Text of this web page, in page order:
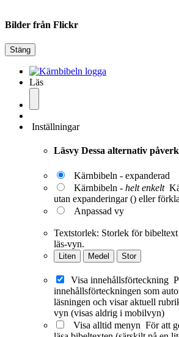
Bilder från Flickr
Stäng
Läs
Inställningar
Läsvy Dessa alternativ
Kärnbibeln - expanderad
Kärnbibeln - helt enkelt
utan expanderingar () eller
Anpassad vy
Textstorlek: Storlek för
läs-vyn.
Liten Medel Stor
Visa innehållsförteckning
innehållsförteckningen som
läsningen och visar aktuell
vyn (visas aldrig i mobilvyn)
Visa alltid menyn För att